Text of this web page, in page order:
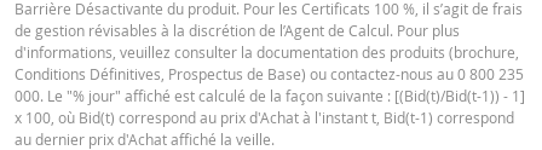
4 août
2026 18:36
journalière 0,21 138,16
4 août
2026 17:51
journalière 0,21 138,16
QUOTES
Barrière Désactivante du produit. Pour les Certificats 100 %, il s’agit de frais
de gestion révisables à la discrétion de l’Agent de Calcul. Pour plus
d'informations, veuillez consulter la documentation des produits (brochure,
Conditions Définitives, Prospectus de Base) ou contactez-nous au 0 800 235
000. Le "% jour" affiché est calculé de la façon suivante : [(Bid(t)/Bid(t-1)) - 1]
x 100, où Bid(t) correspond au prix d'Achat à l'instant t, Bid(t-1) correspond
au dernier prix d'Achat affiché la veille.